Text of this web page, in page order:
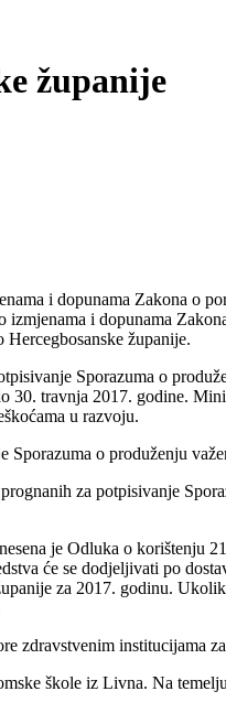
županije
i dopunama Zakona o
i dopunama
županije.
Sporazuma o
travnja 2017. godine.
u razvoju.
o produženju
za potpisivanje
je Odluka o korištenju
će se dodjeljivati po
za 2017. godinu.
zdravstvenim institucijama
škole iz Livna. Na